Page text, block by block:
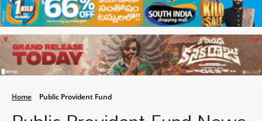
Home Public Provident Fund